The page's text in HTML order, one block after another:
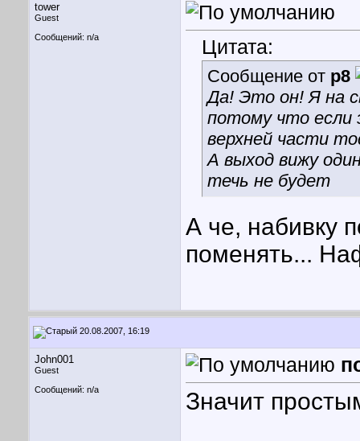
tower
Guest
Сообщений: n/a
Цитата:
Сообщение от p8
Да! Это он! Я на
потому что
верхней части
А выход вижу
течь не будет
А че, набивку
поменять...
20.08.2007, 16:19
John001
Guest
Сообщений: n/a
Значит